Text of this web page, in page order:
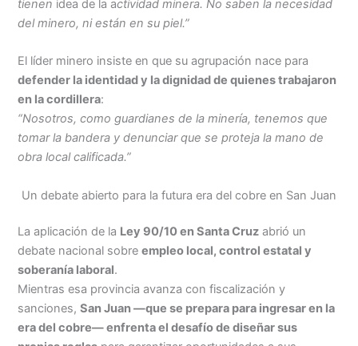
tienen idea de la actividad minera. No saben la necesidad
del minero, ni están en su piel.”
El líder minero insiste en que su agrupación nace para
defender la identidad y la dignidad de quienes trabajaron
en la cordillera:
“Nosotros, como guardianes de la minería, tenemos que
tomar la bandera y denunciar que se proteja la mano de
obra local calificada.”
Un debate abierto para la futura era del cobre en San Juan
La aplicación de la Ley 90/10 en Santa Cruz abrió un
debate nacional sobreempleo local, control estatal y
soberanía laboral.
Mientras esa provincia avanza con fiscalización y
sanciones,San Juan —que se prepara para ingresar en la
era del cobre— enfrenta el desafío de diseñar sus